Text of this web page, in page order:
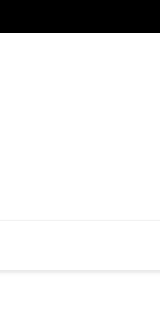
Dia do Profissional da